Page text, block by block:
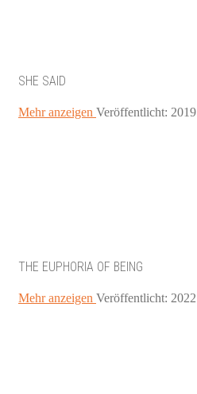
SHE SAID
Mehr anzeigen Veröffentlicht: 2019
THE EUPHORIA OF BEING
Mehr anzeigen Veröffentlicht: 2022